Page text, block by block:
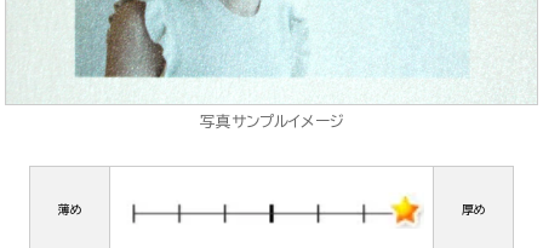
写真サンプルイメージ
薄め 厚め